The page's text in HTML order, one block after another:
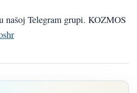
našoj Telegram grupi. KOZMOS